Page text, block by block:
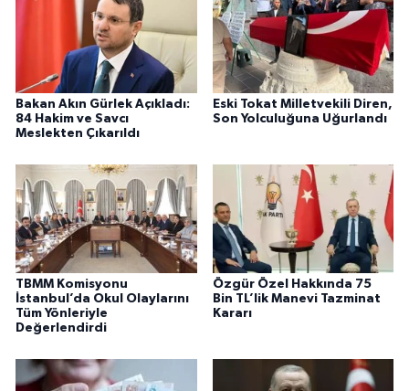
Bakan Akın Gürlek Açıkladı:
84 Hakim ve Savcı
Meslekten Çıkarıldı
Eski Tokat Milletvekili Diren,
Son Yolculuğuna Uğurlandı
TBMM Komisyonu
İstanbul’da Okul Olaylarını
Tüm Yönleriyle
Değerlendirdi
Özgür Özel Hakkında 75
Bin TL’lik Manevi Tazminat
Kararı